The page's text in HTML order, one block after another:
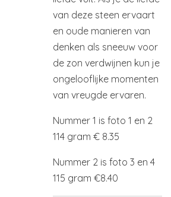
van deze steen ervaart
en oude manieren van
denken als sneeuw voor
de zon verdwijnen kun je
ongelooflijke momenten
van vreugde ervaren.
Nummer 1 is foto 1 en 2
114 gram € 8.35
Nummer 2 is foto 3 en 4
115 gram €8.40